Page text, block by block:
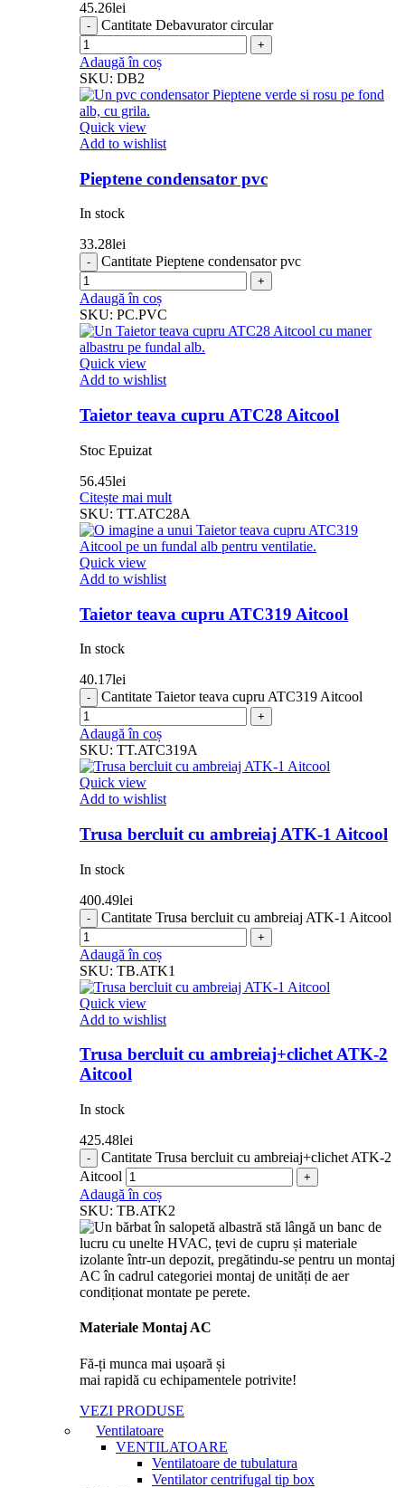
45.26lei
Cantitate Debavurator circular
Adaugă în coș
SKU: DB2
Quick view
Add to wishlist
Pieptene condensator pvc
In stock
33.28lei
Cantitate Pieptene condensator pvc
Adaugă în coș
SKU: PC.PVC
Quick view
Add to wishlist
Taietor teava cupru ATC28 Aitcool
Stoc Epuizat
56.45lei
Citește mai mult
SKU: TT.ATC28A
Quick view
Add to wishlist
Taietor teava cupru ATC319 Aitcool
In stock
40.17lei
Cantitate Taietor teava cupru ATC319 Aitcool
Adaugă în coș
SKU: TT.ATC319A
Quick view
Add to wishlist
Trusa bercluit cu ambreiaj ATK-1 Aitcool
In stock
400.49lei
Cantitate Trusa bercluit cu ambreiaj ATK-1 Aitcool
Adaugă în coș
SKU: TB.ATK1
Quick view
Add to wishlist
Trusa bercluit cu ambreiaj+clichet ATK-2
Aitcool
In stock
425.48lei
Cantitate Trusa bercluit cu ambreiaj+clichet ATK-2
Aitcool
Adaugă în coș
SKU: TB.ATK2
Materiale Montaj AC
Fă-ți munca mai ușoară și
mai rapidă cu echipamentele potrivite!
VEZI PRODUSE
Ventilatoare
VENTILATOARE
Ventilatoare de tubulatura
Ventilator centrifugal tip box